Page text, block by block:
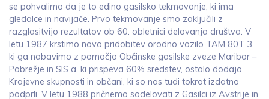
se pohvalimo da je to edino gasilsko tekmovanje, ki ima
gledalce in navijače. Prvo tekmovanje smo zaključili z
razglasitvijo rezultatov ob 60. obletnici delovanja društva. V
letu 1987 krstimo novo pridobitev orodno vozilo TAM 80T 3,
ki ga nabavimo z pomočjo Občinske gasilske zveze Maribor –
Pobrežje in SIS a, ki prispeva 60% sredstev, ostalo dodajo
Krajevne skupnosti in občani, ki so nas tudi tokrat izdatno
podprli. V letu 1988 pričnemo sodelovati z Gasilci iz Avstrije in